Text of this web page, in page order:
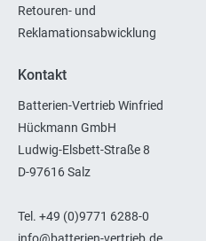
Retouren- und
Reklamationsabwicklung
Kontakt
Batterien-Vertrieb Winfried
Hückmann GmbH
Ludwig-Elsbett-Straße 8
D-97616 Salz
Tel. +49 (0)9771 6288-0